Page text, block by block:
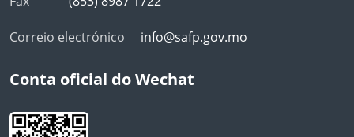
Correio electrónico info@safp.gov.mo
Conta oficial do Wechat